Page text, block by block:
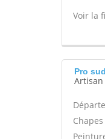
Voir la
Pro
Artisan